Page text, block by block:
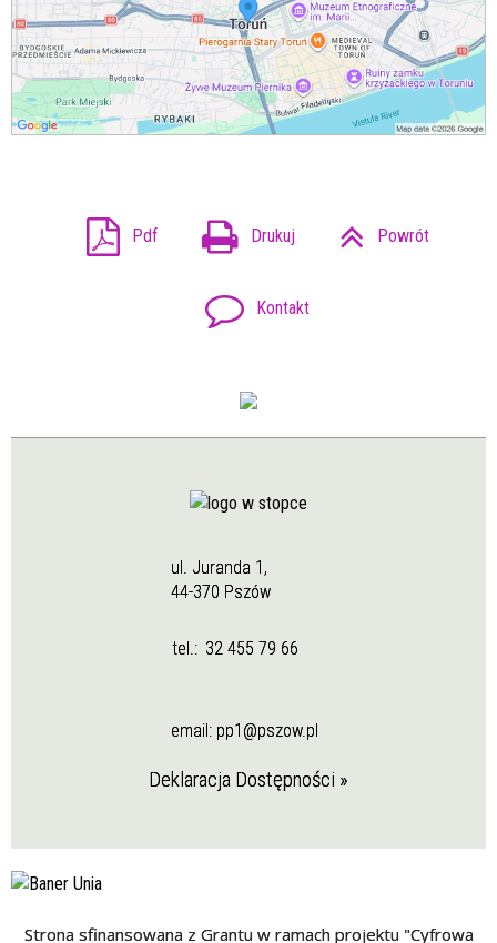
Pdf Drukuj Powrót
Kontakt
ul. Juranda 1,
44-370 Pszów
tel.: 32 455 79 66
email: pp1@pszow.pl
Deklaracja Dostępności »
Strona sfinansowana z Grantu w ramach projektu "Cyfrowa